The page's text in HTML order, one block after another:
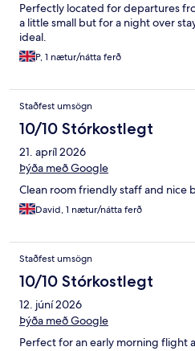
Perfectly located for departures
a little small but for a night over
ideal.
P, 1 nætur/nátta ferð
Staðfest umsögn
10/10 Stórkostlegt
21. apríl 2026
Þýða með Google
Clean room friendly staff and nice
David, 1 nætur/nátta ferð
Staðfest umsögn
10/10 Stórkostlegt
12. júní 2026
Þýða með Google
Perfect for an early morning flight